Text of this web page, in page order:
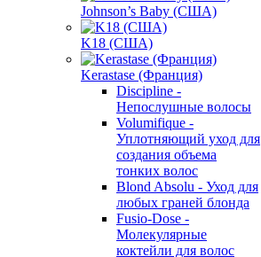
Johnson’s Baby (США)
K18 (США)
Kerastase (Франция)
Discipline -
Непослушные волосы
Volumifique -
Уплотняющий уход для
создания объема
тонких волос
Blond Absolu - Уход для
любых граней блонда
Fusio-Dose -
Молекулярные
коктейли для волос